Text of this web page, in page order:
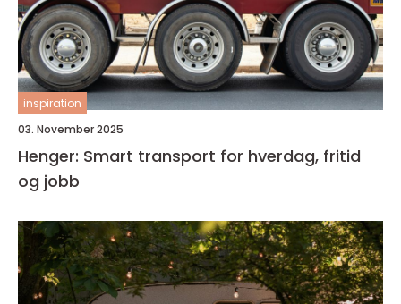
inspiration
03. November 2025
Henger: Smart transport for hverdag, fritid
og jobb